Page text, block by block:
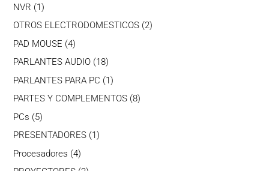
NVR 11
producto
OTROS ELECTRODOMESTICOS 22
PAD MOUSE 44
productos
PARLANTES AUDIO 1818
productos
PARLANTES PARA PC 11
producto
PARTES Y COMPLEMENTOS 88
PCs 55
productos
PRESENTADORES 1 1
Procesadores 44
productos